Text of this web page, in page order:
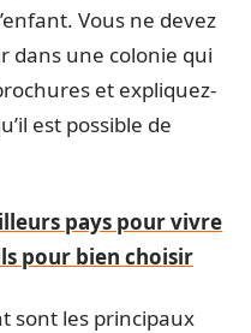
Vous ne devez
dans une colonie qui
et expliquez-
est possible de
pays pour vivre
pour bien choisir
sont les principaux